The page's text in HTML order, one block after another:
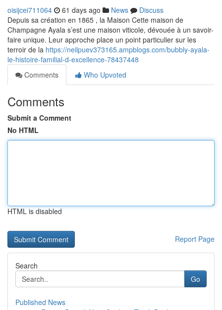
oisijcei711064 61 days ago News
Discuss
Depuis sa création en 1865 , la Maison Cette maison de
Champagne Ayala s’est une maison viticole, dévouée à un savoir-
faire unique. Leur approche place un point particulier sur les
terroir de la https://neilpuev373165.ampblogs.com/bubbly-ayala-
le-histoire-familial-d-excellence-78437448
Comments
Who Upvoted
Comments
Submit a Comment
No HTML
HTML is disabled
Report Page
Search
Go
Published News